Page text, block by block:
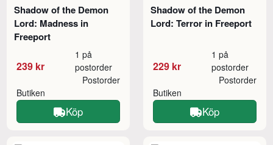
Shadow of the Demon
Lord: Madness in
Freeport
239 kr
1 på
postorder
Butiken
Postorder
Köp
Shadow of the Demon
Lord: Terror in Freeport
229 kr
1 på
postorder
Butiken
Postorder
Köp